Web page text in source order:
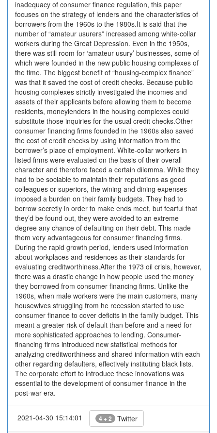
inadequacy of consumer finance regulation, this paper
focuses on the strategy of lenders and the characteristics of
borrowers from the 1960s to the 1980s.It is said that the
number of “amateur usurers” increased among white-collar
workers during the Great Depression. Even in the 1950s,
there was still room for ‘amateur usury’ businesses, some of
which were founded in the new public housing complexes of
the time. The biggest benefit of “housing-complex finance”
was that it saved the cost of credit checks. Because public
housing complexes strictly investigated the incomes and
assets of their applicants before allowing them to become
residents, moneylenders in the housing complexes could
substitute those inquiries for the usual credit checks.Other
consumer financing firms founded in the 1960s also saved
the cost of credit checks by using information from the
borrower’s place of employment. White-collar workers in
listed firms were evaluated on the basis of their overall
character and therefore faced a certain dilemma. While they
had to be sociable to maintain their reputations as good
colleagues or superiors, the wining and dining expenses
imposed a burden on their family budgets. They had to
borrow secretly in order to make ends meet, but fearful that
they’d be found out, they were avoided to an extreme
degree any chance of defaulting on their debt. This made
them very advantageous for consumer financing firms.
During the rapid growth period, lenders used information
about workplaces and residences as their standards for
evaluating creditworthiness.After the 1973 oil crisis, however,
there was a drastic change in how people used the money
they borrowed from consumer financing firms. Unlike the
1960s, when male workers were the main customers, many
housewives struggling from he recession started to use
consumer finance to cover deficits in the family budget. This
meant a greater risk of default than before and a need for
more sophisticated approaches to lending. Consumer-
financing firms introduced new statistical methods for
analyzing creditworthiness and shared information with each
other regarding defaulters, effectively instituting black lists.
The corporate effort to introduce these innovations was
essential to the development of consumer finance in the
post-war era.
2021-04-30 15:14:01 4 + 2 Twitter